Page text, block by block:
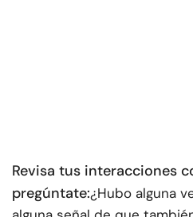
Revisa tus interacciones
pregúntate:¿Hubo alguna